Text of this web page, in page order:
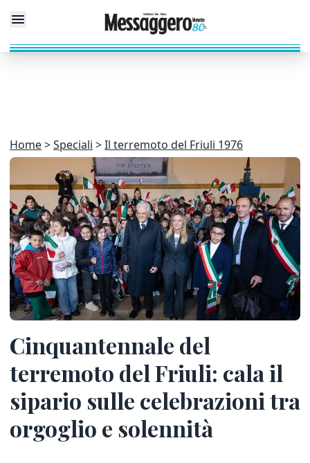
Home Speciali Il terremoto del Friuli 1976
Cinquantennale del
terremoto del Friuli: cala il
sipario sulle celebrazioni tra
orgoglio e solennità